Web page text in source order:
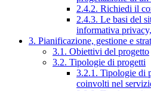
2.4.2. Richiedi il
2.4.3. Le basi del
informativa
3. Pianificazione, gestione e
3.1. Obiettivi del progetto
3.2. Tipologie di progetti
3.2.1. Tipologie di
coinvolti nel